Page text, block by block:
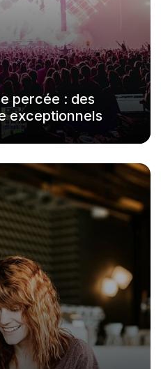
percée : des
exceptionnels